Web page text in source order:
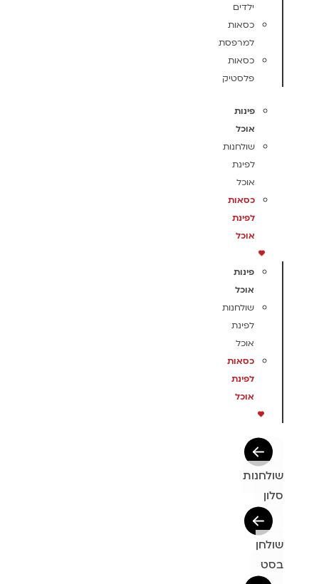
ילדים
כסאות
למרפסת
כסאות
פלסטיק
פינות
אוכל
שולחנות
לפינת
אוכל
כסאות
לפינת
אוכל
פינות
אוכל
שולחנות
לפינת
אוכל
כסאות
לפינת
אוכל
שולחנות
סלון
שולחן
בסט